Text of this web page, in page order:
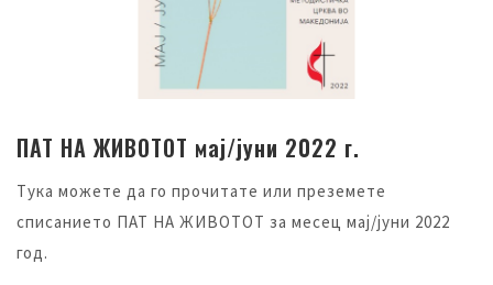
ПАТ НА ЖИВОТОТ мај/јуни 2022 г.
Тука можете да го прочитате или преземете
списанието ПАТ НА ЖИВОТОТ за месец мај/јуни 2022
год.